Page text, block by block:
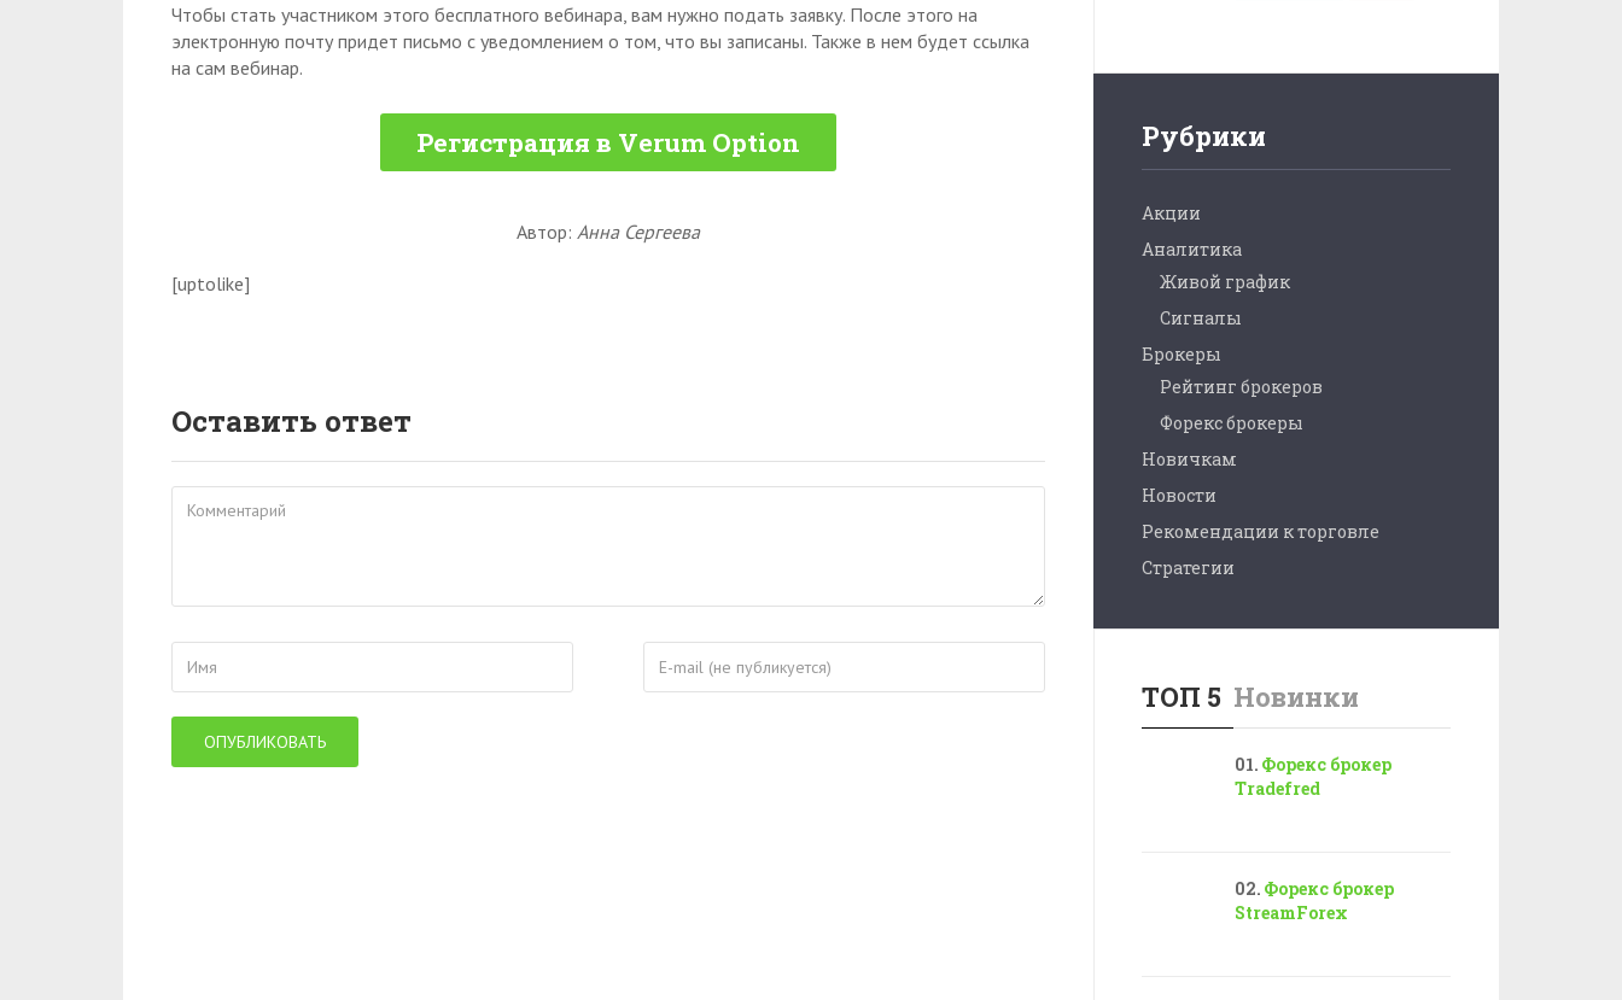
Чтобы стать участником этого бесплатного вебинара, вам нужно подать заявку. После этого на
электронную почту придет письмо с уведомлением о том, что вы записаны. Также в нем будет ссылка
на сам вебинар.
Регистрация в Verum Option
Автор: Анна Сергеева
[uptolike]
Оставить ответ
Рубрики
Акции
Аналитика
Живой график
Сигналы
Брокеры
Рейтинг брокеров
Форекс брокеры
Новичкам
Новости
Рекомендации к торговле
Стратегии
ТОП 5 Новинки
Форекс брокер
Tradefred
Форекс брокер
StreamForex